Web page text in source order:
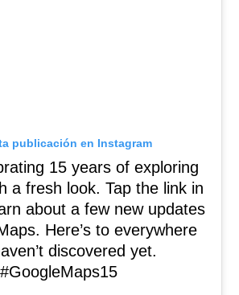
publicación en Instagram
15 years of exploring
a fresh look. Tap the link in
about a few new updates
Here’s to everywhere
discovered yet.
#GoogleMaps15